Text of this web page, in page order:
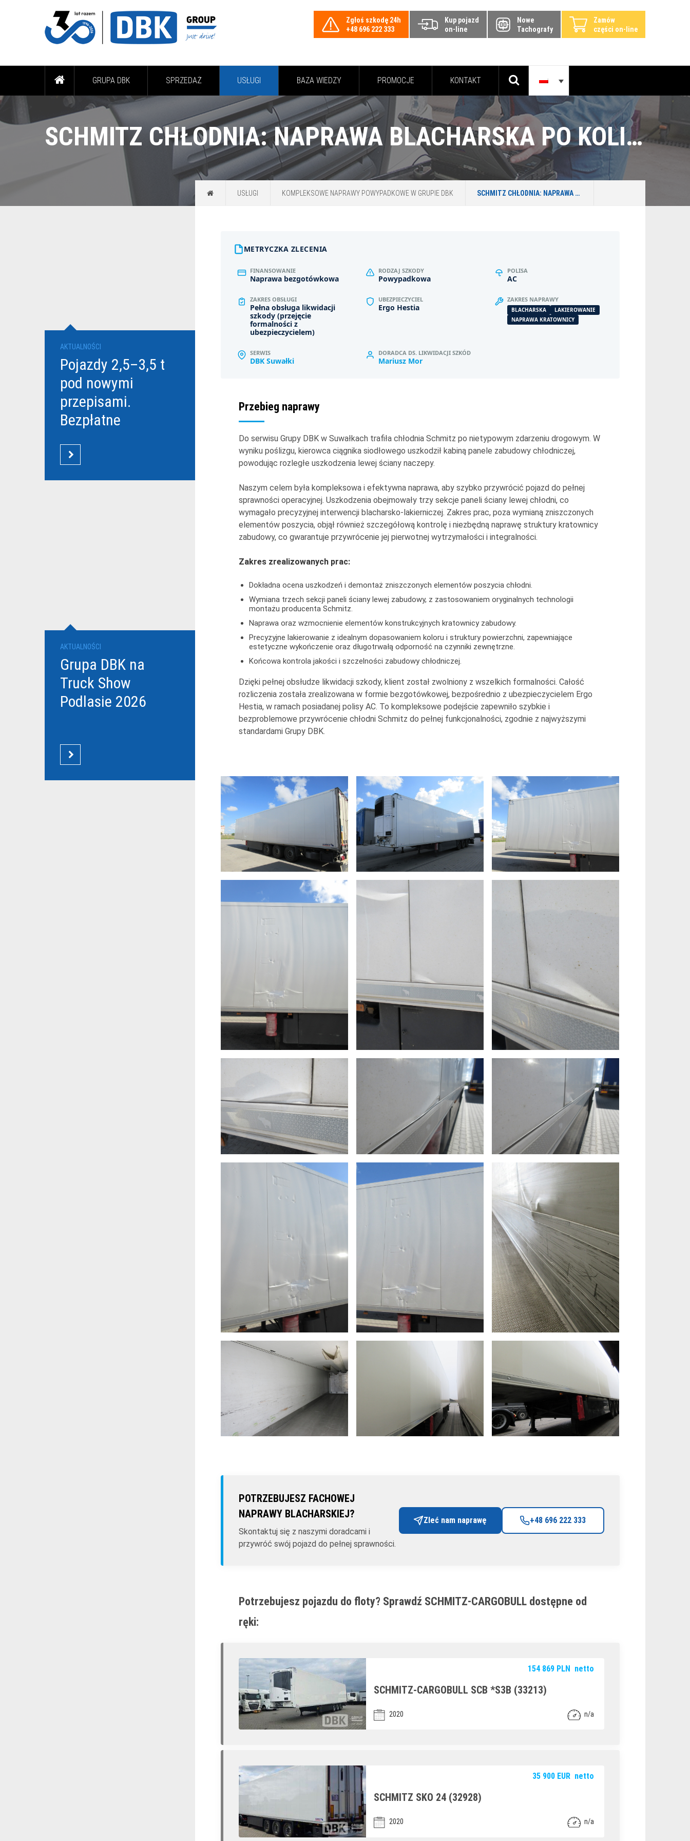
Zgłoś szkodę 24h
+48 696 222 333
Kup pojazd
on-line
Nowe
Tachografy
Zamów
części on-line
GRUPA DBK SPRZEDAŻ USŁUGI BAZA WIEDZY PROMOCJE KONTAKT
SCHMITZ CHŁODNIA: NAPRAWA BLACHARSKA PO KOLIZJI Z CIĄGNIKIEM – SUWAŁKI
AKTUALNOŚCI
Pojazdy 2,5–3,5 t
pod nowymi
przepisami.
Bezpłatne
DBK dla
przewoźników
CZYTAJ WIĘCEJ
AKTUALNOŚCI
Grupa DBK na
Truck Show
Podlasie 2026
CZYTAJ WIĘCEJ
USŁUGI KOMPLEKSOWE NAPRAWY POWYPADKOWE W GRUPIE DBK SCHMITZ CHŁODNIA: NAPRAWA BLACHARSKA PO KOLIZJI Z CIĄGNIKIEM – SUWAŁKI
METRYCZKA ZLECENIA
FINANSOWANIE
Naprawa bezgotówkowa
RODZAJ SZKODY
Powypadkowa
POLISA
AC
ZAKRES OBSŁUGI
Pełna obsługa likwidacji
szkody (przejęcie
formalności z
ubezpieczycielem)
UBEZPIECZYCIEL
Ergo Hestia
ZAKRES NAPRAWY
BLACHARSKA
LAKIEROWANIE
NAPRAWA KRATOWNICY
SERWIS
DBK Suwałki
DORADCA DS. LIKWIDACJI SZKÓD
Mariusz Mor
Przebieg naprawy
Do serwisu Grupy DBK w Suwałkach trafiła chłodnia Schmitz po nietypowym zdarzeniu drogowym. W
wyniku poślizgu, kierowca ciągnika siodłowego uszkodził kabiną panele zabudowy chłodniczej,
powodując rozległe uszkodzenia lewej ściany naczepy.
Naszym celem była kompleksowa i efektywna naprawa, aby szybko przywrócić pojazd do pełnej
sprawności operacyjnej. Uszkodzenia obejmowały trzy sekcje paneli ściany lewej chłodni, co
wymagało precyzyjnej interwencji blacharsko-lakierniczej. Zakres prac, poza wymianą zniszczonych
elementów poszycia, objął również szczegółową kontrolę i niezbędną naprawę struktury kratownicy
zabudowy, co gwarantuje przywrócenie jej pierwotnej wytrzymałości i integralności.
Zakres zrealizowanych prac:
Dokładna ocena uszkodzeń i demontaż zniszczonych elementów poszycia chłodni.
Wymiana trzech sekcji paneli ściany lewej zabudowy, z zastosowaniem oryginalnych technologii
montażu producenta Schmitz.
Naprawa oraz wzmocnienie elementów konstrukcyjnych kratownicy zabudowy.
Precyzyjne lakierowanie z idealnym dopasowaniem koloru i struktury powierzchni, zapewniające
estetyczne wykończenie oraz długotrwałą odporność na czynniki zewnętrzne.
Końcowa kontrola jakości i szczelności zabudowy chłodniczej.
Dzięki pełnej obsłudze likwidacji szkody, klient został zwolniony z wszelkich formalności. Całość
rozliczenia została zrealizowana w formie bezgotówkowej, bezpośrednio z ubezpieczycielem Ergo
Hestia, w ramach posiadanej polisy AC. To kompleksowe podejście zapewniło szybkie i
bezproblemowe przywrócenie chłodni Schmitz do pełnej funkcjonalności, zgodnie z najwyższymi
standardami Grupy DBK.
POTRZEBUJESZ FACHOWEJ
NAPRAWY BLACHARSKIEJ?
Skontaktuj się z naszymi doradcami i
przywróć swój pojazd do pełnej sprawności.
Zleć nam naprawę +48 696 222 333
Potrzebujesz pojazdu do floty? Sprawdź SCHMITZ-CARGOBULL dostępne od
ręki:
154 869 PLN netto
SCHMITZ-CARGOBULL SCB *S3B (33213)
2020 n/a
35 900 EUR netto
SCHMITZ SKO 24 (32928)
2020 n/a